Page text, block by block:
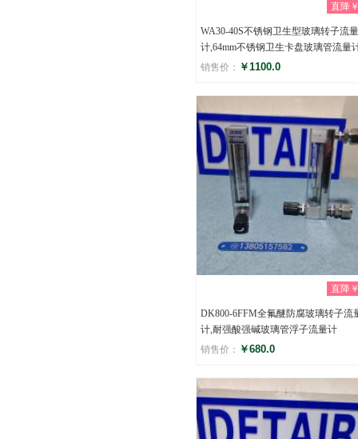
直降
WA30-40S不锈钢卫生型玻璃转子流量
计,64mm不锈钢卫生卡盘玻璃管流量
销售价： ￥1100.0
评分
直降
DK800-6FFM全氟醚防腐玻璃转子流
计,耐强酸强碱玻璃管浮子流量计
销售价： ￥680.0
评分
(0)